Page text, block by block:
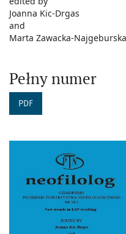
Joanna Kic-Drgas
and
Marta Zawacka-Najgeburska
Pełny numer
PDF